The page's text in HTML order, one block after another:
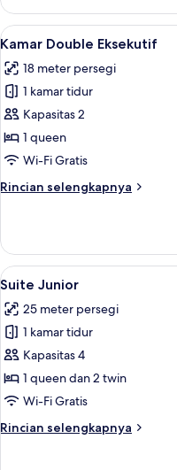
Kamar
Double
Klasik
Lihat
semua
foto
untuk
Kamar
Double
Eksekutif
4
Kamar Double Eksekutif
18 meter persegi
1 kamar tidur
Kapasitas 2
1 queen
Wi-Fi Gratis
Rincian selengkapnya
Rincian
Kamar
Double
Eksekutif
Lihat
semua
foto
untuk
Suite
Junior
7
Suite Junior
25 meter persegi
1 kamar tidur
Kapasitas 4
1 queen dan 2 twin
Wi-Fi Gratis
Rincian selengkapnya
Rincian